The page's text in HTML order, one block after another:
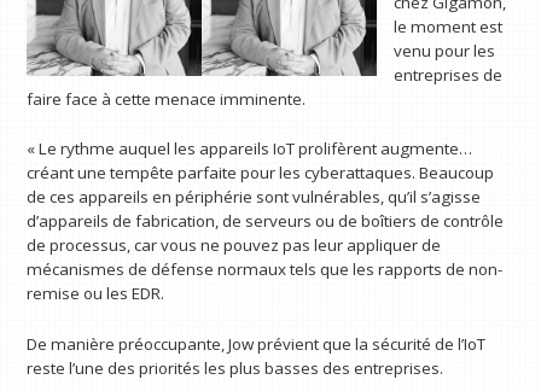
le moment est
venu pour les
entreprises de
faire face à cette menace imminente.
« Le rythme auquel les appareils IoT prolifèrent augmente…
créant une tempête parfaite pour les cyberattaques. Beaucoup
de ces appareils en périphérie sont vulnérables, qu’il s’agisse
d’appareils de fabrication, de serveurs ou de boîtiers de contrôle
de processus, car vous ne pouvez pas leur appliquer de
mécanismes de défense normaux tels que les rapports de non-
remise ou les EDR.
De manière préoccupante, Jow prévient que la sécurité de l’IoT
reste l’une des priorités les plus basses des entreprises.